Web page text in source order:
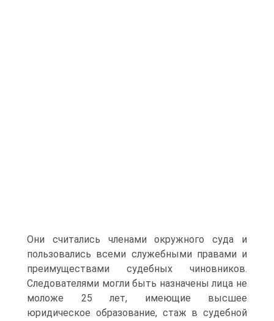
Они считались членами окружного суда и
пользовались всеми служебными правами и
преимуществами судебных чиновников.
Следователями могли быть назначены лица не
моложе 25 лет, имеющие высшее
юридическое образование, стаж в судебной